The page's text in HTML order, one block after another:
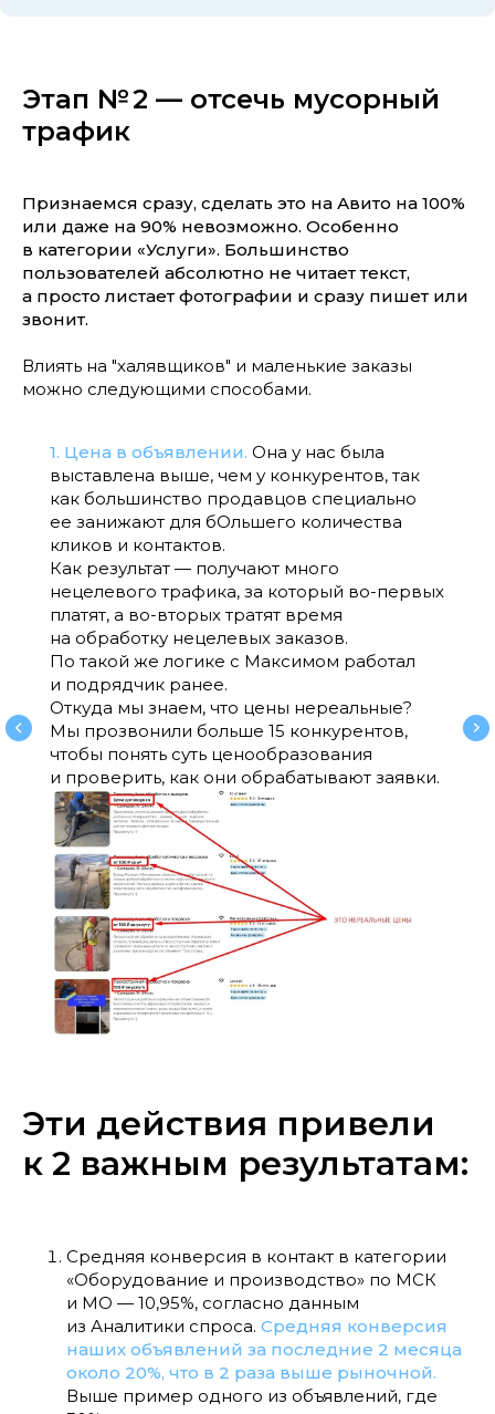
Этап № 2 — отсечь мусорный
трафик
Признаемся сразу, сделать это на Авито на 100%
или даже на 90% невозможно. Особенно
в категории «Услуги». Большинство
пользователей абсолютно не читает текст,
а просто листает фотографии и сразу пишет или
звонит.
Влиять на "халявщиков" и маленькие заказы
можно следующими способами.
1. Цена в объявлении. Она у нас была
выставлена выше, чем у конкурентов, так
как большинство продавцов специально
ее занижают для бОльшего количества
кликов и контактов.
Как результат — получают много
нецелевого трафика, за который во-первых
платят, а во-вторых тратят время
на обработку нецелевых заказов.
По такой же логике с Максимом работал
и подрядчик ранее.
Откуда мы знаем, что цены нереальные?
Мы прозвонили больше 15 конкурентов,
чтобы понять суть ценообразования
и проверить, как они обрабатывают заявки.
Эти действия привели
к 2 важным результатам:
Средняя конверсия в контакт в категории
«Оборудование и производство» по МСК
и МО — 10,95%, согласно данным
из Аналитики спроса. Средняя конверсия
наших объявлений за последние 2 месяца
около 20%, что в 2 раза выше рыночной.
Выше пример одного из объявлений, где